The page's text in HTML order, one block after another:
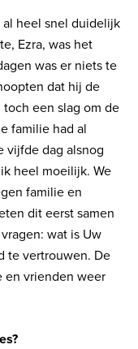
al heel snel duidelijk
Ezra, was het
was er niets te
dat hij de
een slag om de
familie had al
vijfde dag alsnog
heel moeilijk. We
familie en
dit eerst samen
wat is Uw
te vertrouwen. De
en vrienden weer